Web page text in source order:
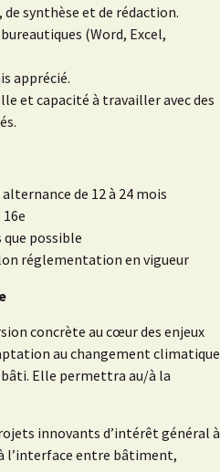
de synthèse et de rédaction.
(Word, Excel,
apprécié.
et capacité à travailler avec des
de 12 à 24 mois
que possible
réglementation en vigueur
concrète au cœur des enjeux
au changement climatique
Elle permettra au/à la
innovants d’intérêt général à
l’interface entre bâtiment,